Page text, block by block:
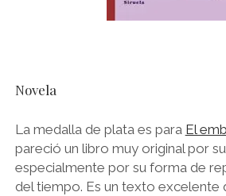
Novela
La medalla de plata es para El
pareció un libro muy original por
especialmente por su forma de
del tiempo. Es un texto excelente